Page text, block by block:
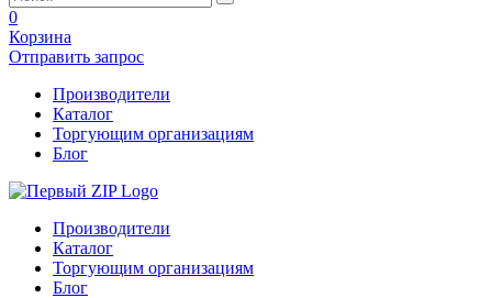
0
Корзина
Отправить запрос
Производители
Каталог
Торгующим организациям
Блог
Производители
Каталог
Торгующим организациям
Блог